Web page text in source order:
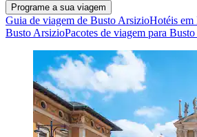
Programe a sua viagem
Guia de viagem de Busto ArsizioHotéis
Busto ArsizioPacotes de viagem para